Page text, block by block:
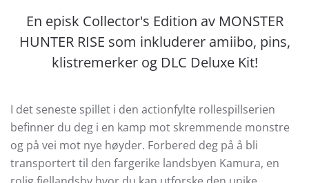
En episk Collector's Edition av MONSTER
HUNTER RISE som inkluderer amiibo, pins,
klistremerker og DLC Deluxe Kit!
I det seneste spillet i den actionfylte rollespillserien
befinner du deg i en kamp mot skremmende monstre
og på vei mot nye høyder. Forbered deg på å bli
transportert til den fargerike landsbyen Kamura, en